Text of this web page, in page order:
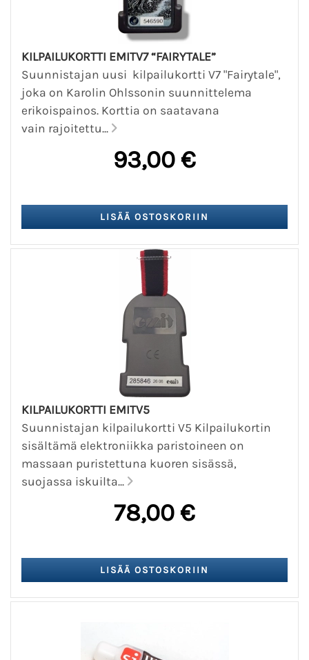
KILPAILUKORTTI EMITV7 “FAIRYTALE”
Suunnistajan uusi kilpailukortti V7 "Fairytale",
joka on Karolin Ohlssonin suunnittelema
erikoispainos. Korttia on saatavana
vain rajoitettu...
93,00 €
KILPAILUKORTTI EMITV5
Suunnistajan kilpailukortti V5 Kilpailukortin
sisältämä elektroniikka paristoineen on
massaan puristettuna kuoren sisässä,
suojassa iskuilta...
78,00 €